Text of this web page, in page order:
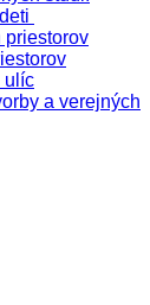
priestorov
ulíc
a verejných